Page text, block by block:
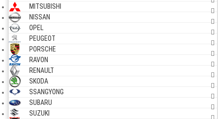
MITSUBISHI
NISSAN
OPEL
PEUGEOT
PORSCHE
RAVON
RENAULT
SKODA
SSANGYONG
SUBARU
SUZUKI